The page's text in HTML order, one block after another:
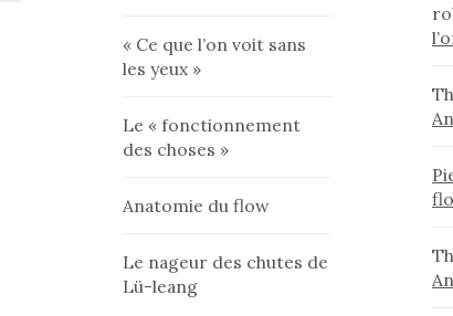
« Ce que l’on voit sans
les yeux »
Le « fonctionnement
des choses »
Anatomie du flow
Le nageur des chutes de
Lü-leang